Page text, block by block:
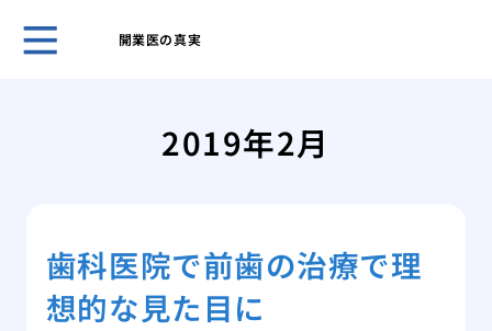
開業医の真実
2019年2月
歯科医院で前歯の治療で理
想的な見た目に